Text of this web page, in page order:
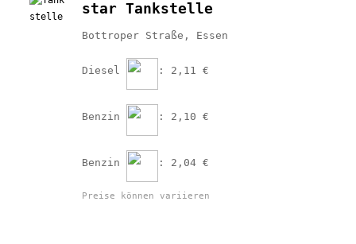
star Tankstelle
Bottroper Straße, Essen
Diesel : 2,11 €
Benzin : 2,10 €
Benzin : 2,04 €
Preise können variieren